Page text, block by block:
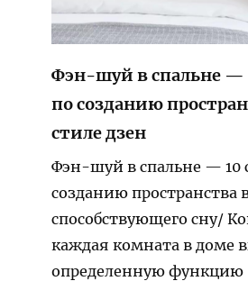
Фэн-шуй в спальне —
по созданию
стиле дзен
Фэн-шуй в спальне — 10
созданию пространства
способствующего сну/
каждая комната в доме
определенную функцию